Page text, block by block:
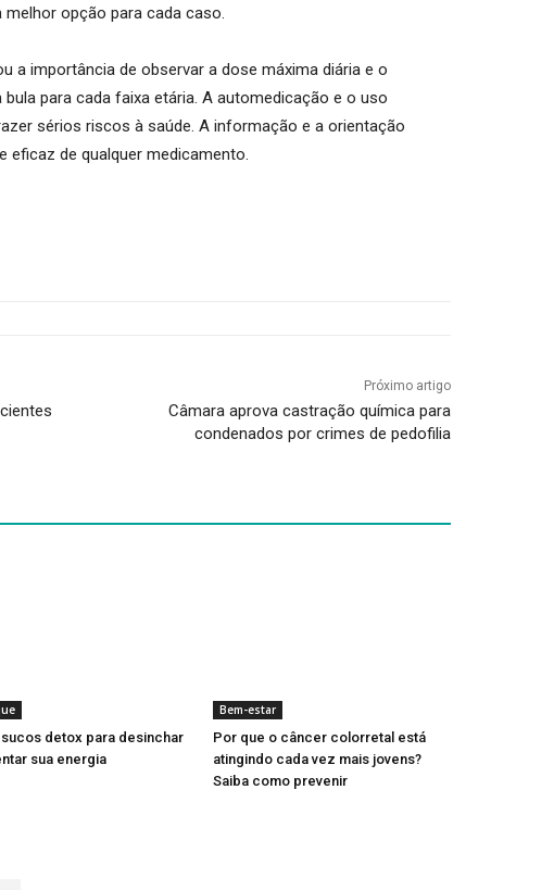
opção para cada caso.
a importância de observar a dose máxima diária e o
para cada faixa etária. A automedicação e o uso
sérios riscos à saúde. A informação e a orientação
eficaz de qualquer medicamento.
Próximo artigo
Câmara aprova castração química para
condenados por crimes de pedofilia
sucos detox para desinchar
sua energia
Bem-estar
Por que o câncer colorretal está
atingindo cada vez mais jovens?
Saiba como prevenir